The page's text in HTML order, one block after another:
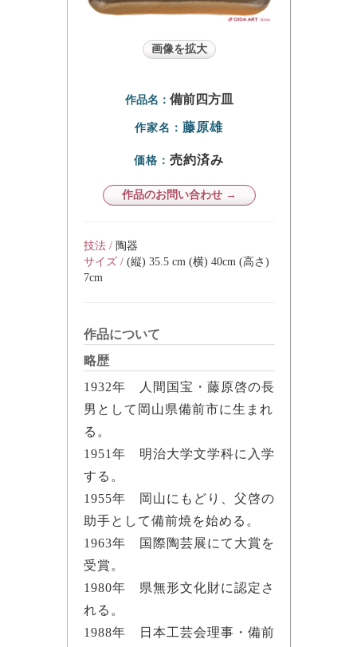
画像を拡大
作品名： 備前四方皿
作家名： 藤原雄
価格： 売約済み
作品のお問い合わせ →
技法 / 陶器
サイズ / (縦) 35.5 cm (横) 40cm (高さ)
7cm
作品について
略歴
1932年 人間国宝・藤原啓の長
男として岡山県備前市に生まれ
る。
1951年 明治大学文学科に入学
する。
1955年 岡山にもどり、父啓の
助手として備前焼を始める。
1963年 国際陶芸展にて大賞を
受賞。
1980年 県無形文化財に認定さ
れる。
1988年 日本工芸会理事・備前